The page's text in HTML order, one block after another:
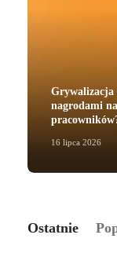
Grywalizacja
nagrodami
16 lipca 2026
Ostatnie